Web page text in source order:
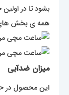
بشود تا در
همه ی بخش های
میزان ضدآبی
این محصول در